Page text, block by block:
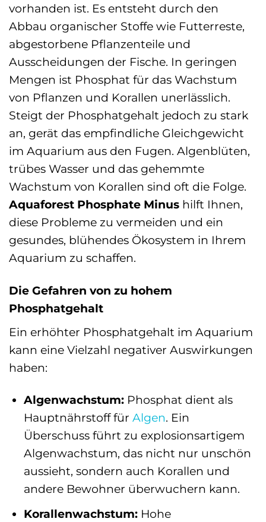
vorhanden ist. Es entsteht durch den
Abbau organischer Stoffe wie Futterreste,
abgestorbene Pflanzenteile und
Ausscheidungen der Fische. In geringen
Mengen ist Phosphat für das Wachstum
von Pflanzen und Korallen unerlässlich.
Steigt der Phosphatgehalt jedoch zu stark
an, gerät das empfindliche Gleichgewicht
im Aquarium aus den Fugen. Algenblüten,
trübes Wasser und das gehemmte
Wachstum von Korallen sind oft die Folge.
Aquaforest Phosphate Minus hilft Ihnen,
diese Probleme zu vermeiden und ein
gesundes, blühendes Ökosystem in Ihrem
Aquarium zu schaffen.
Die Gefahren von zu hohem
Phosphatgehalt
Ein erhöhter Phosphatgehalt im Aquarium
kann eine Vielzahl negativer Auswirkungen
haben:
Algenwachstum:Phosphat dient als
Hauptnährstoff für Algen. Ein
Überschuss führt zu explosionsartigem
Algenwachstum, das nicht nur unschön
aussieht, sondern auch Korallen und
andere Bewohner überwuchern kann.
Korallenwachstum:Hohe